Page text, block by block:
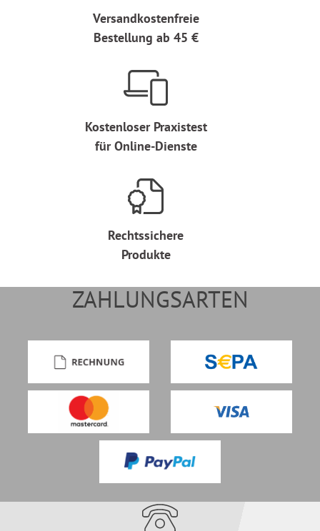
Versandkostenfreie
Bestellung ab 45 €
Kostenloser Praxistest
für Online-Dienste
Rechtssichere
Produkte
ZAHLUNGSARTEN